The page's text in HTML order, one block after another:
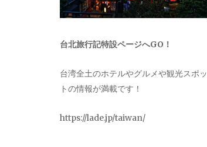
台北旅行記特設ページへGO！
台湾全土のホテルやグルメや観光スポッ
トの情報が満載です！
https://lade.jp/taiwan/